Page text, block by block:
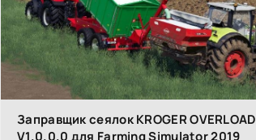
Заправщик сеялок KROGER OVERLOAD
V1.0.0.0 для Farming Simulator 2019